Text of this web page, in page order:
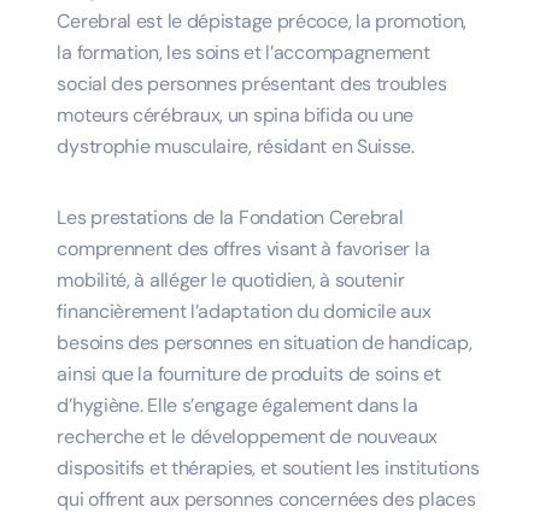
Cerebral est le dépistage précoce, la promotion,
la formation, les soins et l’accompagnement
social des personnes présentant des troubles
moteurs cérébraux, un spina bifida ou une
dystrophie musculaire, résidant en Suisse.
Les prestations de la Fondation Cerebral
comprennent des offres visant à favoriser la
mobilité, à alléger le quotidien, à soutenir
financièrement l’adaptation du domicile aux
besoins des personnes en situation de handicap,
ainsi que la fourniture de produits de soins et
d’hygiène. Elle s’engage également dans la
recherche et le développement de nouveaux
dispositifs et thérapies, et soutient les institutions
qui offrent aux personnes concernées des places